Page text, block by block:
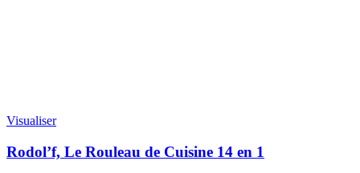
Visualiser
Rodol’f, Le Rouleau de Cuisine 14 en 1